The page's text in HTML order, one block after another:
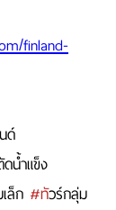
finland-
ด์
น้ำแข็ง
ล็ก #ทัวร์กลุ่ม